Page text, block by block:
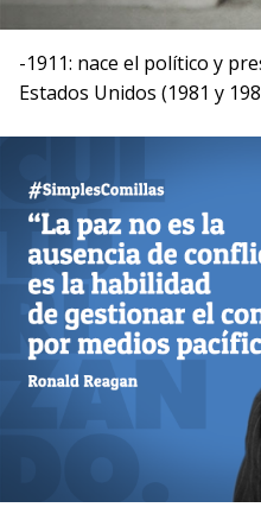
-1911: nace el político y
Estados Unidos (1981 y